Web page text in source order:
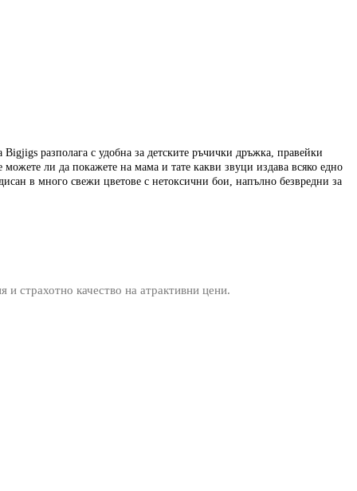
Bigjigs разполага с удобна за детските ръчички дръжка, правейки
ли да покажете на мама и тате какви звуци издава всяко едно
в много свежи цветове с нетоксични бои, напълно безвредни за
страхотно качество на атрактивни цени.